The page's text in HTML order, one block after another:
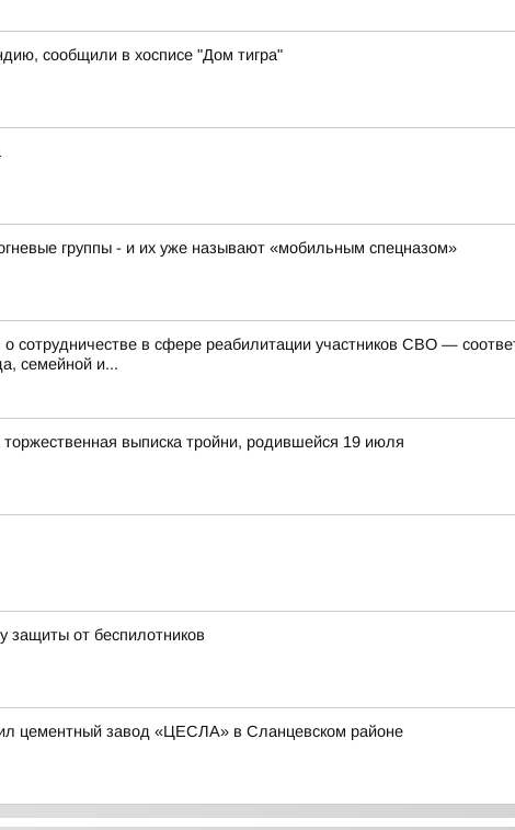
сообщили в хосписе "Дом тигра"
группы - и их уже называют «мобильным спецназом»
о сотрудничестве в сфере реабилитации участников СВО —
семейной и...
выписка тройни, родившейся 19 июля
защиты от беспилотников
цементный завод «ЦЕСЛА» в Сланцевском районе